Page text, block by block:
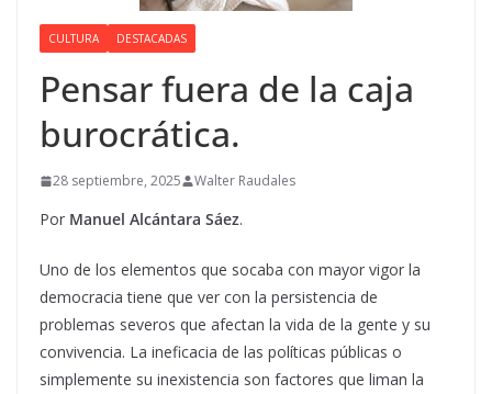
CULTURA DESTACADAS
Pensar fuera de la caja
burocrática.
28 septiembre, 2025 Walter Raudales
Por Manuel Alcántara Sáez.
Uno de los elementos que socaba con mayor vigor la
democracia tiene que ver con la persistencia de
problemas severos que afectan la vida de la gente y su
convivencia. La ineficacia de las políticas públicas o
simplemente su inexistencia son factores que liman la